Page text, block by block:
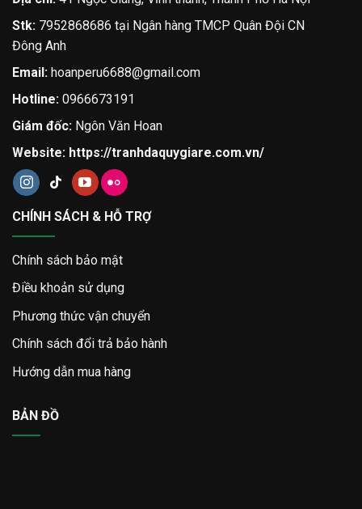
Stk:7952868686 tại Ngân hàng TMCP Quân Đội CN
Đông Anh
Email:hoanperu6688@gmail.com
Hotline:0966673191
Giám đốc:Ngôn Văn Hoan
Website: https://tranhdaquygiare.com.vn/
CHÍNH SÁCH & HỖ TRỢ
Chính sách bảo mật
Điều khoản sử dụng
Phương thức vận chuyển
Chính sách đổi trả bảo hành
Hướng dẫn mua hàng
BẢN ĐỒ